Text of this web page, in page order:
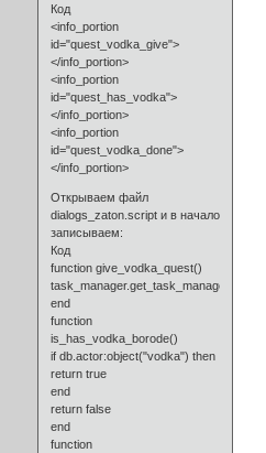
Код
<info_portion
id="quest_vodka_give">
</info_portion>
<info_portion
id="quest_has_vodka">
</info_portion>
<info_portion
id="quest_vodka_done">
</info_portion>
Открываем файл
dialogs_zaton.script и в начало
записываем:
Код
function give_vodka_quest()
end
function
is_has_vodka_borode()
if db.actor:object("vodka") then
return true
end
return false
end
function